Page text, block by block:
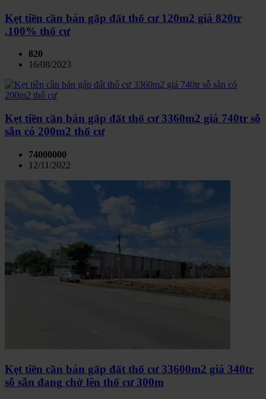
Kẹt tiền cần bán gấp đất thổ cư 120m2 giá 820tr
,100% thổ cư
820
16/08/2023
Kẹt tiền cần bán gấp đất thổ cư 3360m2 giá 740tr sỗ
sẵn có 200m2 thổ cư
74000000
12/11/2022
Kẹt tiền cần bán gấp đất thổ cư 33600m2 giá 340tr
sỗ sẵn đang chờ lên thổ cư 300m